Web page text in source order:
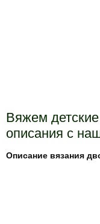
Вяжем
описания с
Описание вязания